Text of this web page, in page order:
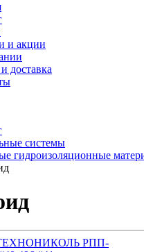
и акции
доставка
системы
гидроизоляционные